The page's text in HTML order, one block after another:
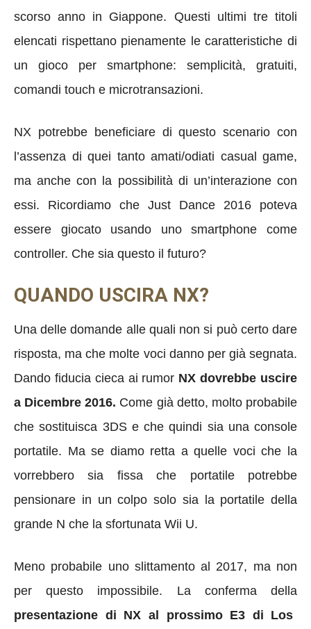
scorso anno in Giappone. Questi ultimi tre titoli
elencati rispettano pienamente le caratteristiche di
un gioco per smartphone: semplicità, gratuiti,
comandi touch e microtransazioni.
NX potrebbe beneficiare di questo scenario con
l’assenza di quei tanto amati/odiati casual game,
ma anche con la possibilità di un’interazione con
essi. Ricordiamo che Just Dance 2016 poteva
essere giocato usando uno smartphone come
controller. Che sia questo il futuro?
QUANDO USCIRA NX?
Una delle domande alle quali non si può certo dare
risposta, ma che molte voci danno per già segnata.
Dando fiducia cieca ai rumor NX dovrebbe uscire
a Dicembre 2016. Come già detto, molto probabile
che sostituisca 3DS e che quindi sia una console
portatile. Ma se diamo retta a quelle voci che la
vorrebbero sia fissa che portatile potrebbe
pensionare in un colpo solo sia la portatile della
grande N che la sfortunata Wii U.
Meno probabile uno slittamento al 2017, ma non
per questo impossibile. La conferma della
presentazione di NX al prossimo E3 di Los